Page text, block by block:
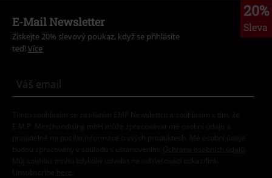
20%
Sleva
E-Mail Newsletter
Získejte 20% slevový poukaz, když se přihlásíte
teď! Více
Tímto souhlasím se zasíláním EMP Newslettru a souhlasím s tím, že
E.M.P. Merchandising mbH může zpracovávat mé osobní údaje a
pravidelně mi posílat informace o svých produktech. Mé osobní údaje
budou zpracovány v souladu s ustanoveními
Ochrana osobních údajů
Můj souhlas mohu kdykoliv odvolat na odhlašovací odkaz/link.
Unsubscribe here